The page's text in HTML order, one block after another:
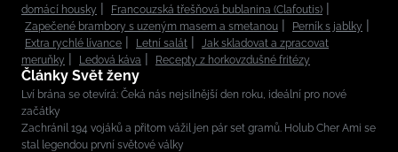
domácí housky
Francouzská třešňová bublanina (Clafoutis)
Zapečené brambory s uzeným masem a smetanou
Perník s jablky
Extra rychlé lívance
Letní salát
Jak skladovat a zpracovat
meruňky
Ledová káva Recepty z horkovzdušné fritézy
Články Svět ženy
Lví brána se otevírá: Čeká nás nejsilnější den roku, ideální pro nové
začátky
Zachránil 194 vojáků a přitom vážil jen pár set gramů. Holub Cher Ami se
stal legendou první světové války